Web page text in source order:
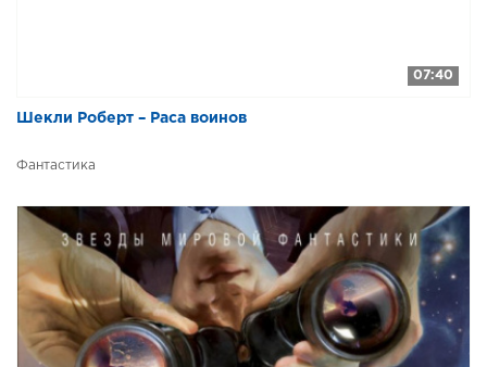
07:40
Шекли Роберт – Раса воинов
Фантастика